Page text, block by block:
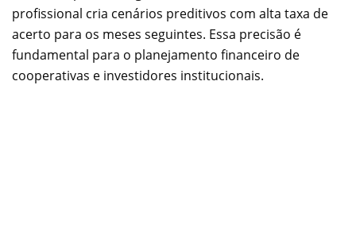
profissional cria cenários preditivos com alta taxa de
acerto para os meses seguintes. Essa precisão é
fundamental para o planejamento financeiro de
cooperativas e investidores institucionais.